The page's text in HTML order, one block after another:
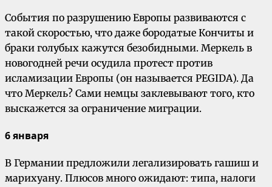
События по разрушению Европы развиваются с
такой скоростью, что даже бородатые Кончиты и
браки голубых кажутся безобидными. Меркель в
новогодней речи осудила протест против
исламизации Европы (он называется PEGIDA). Да
что Меркель? Сами немцы заклевывают того, кто
выскажется за ограничение миграции.
6 января
В Германии предложили легализировать гашиш и
марихуану. Плюсов много ожидают: типа, налоги